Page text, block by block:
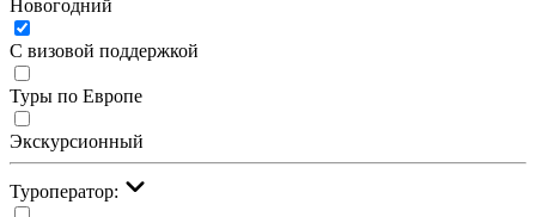
Новогодний
С визовой поддержкой
Туры по Европе
Экскурсионный
Туроператор: